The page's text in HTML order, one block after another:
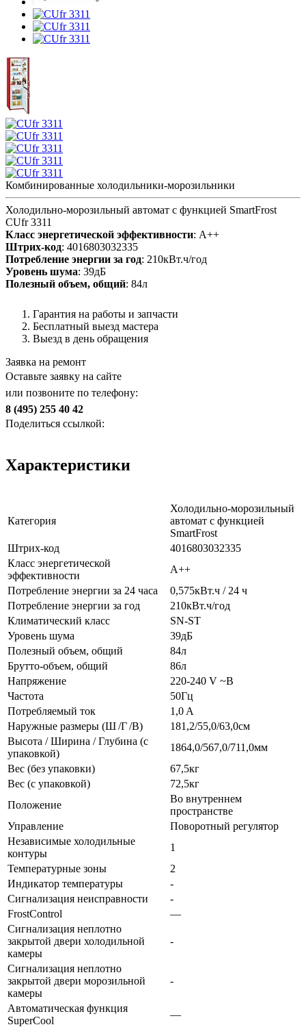
Комбинированные холодильники-морозильники
Холодильно-морозильный автомат с функцией SmartFrost
CUfr 3311
Класс энергетической эффективности: A++
Штрих-код: 4016803032335
Потребление энергии за год: 210кВт.ч/год
Уровень шума: 39дБ
Полезный объем, общий: 84л
Гарантия на работы и запчасти
Бесплатный выезд мастера
Выезд в день обращения
Заявка на ремонт
Оставьте заявку на сайте
или позвоните по телефону:
8 (495) 255 40 42
Поделиться ссылкой:
Характеристики
Категория
Холодильно-морозильный
автомат с функцией
SmartFrost
Штрих-код
4016803032335
Класс энергетической
эффективности
A++
Потребление энергии за 24 часа
0,575кВт.ч / 24 ч
Потребление энергии за год
210кВт.ч/год
Климатический класс
SN-ST
Уровень шума
39дБ
Полезный объем, общий
84л
Брутто-объем, общий
86л
Напряжение
220-240 V ~В
Частота
50Гц
Потребляемый ток
1,0 A
Наружные размеры (Ш /Г /В)
181,2/55,0/63,0см
Высота / Ширина / Глубина (с
упаковкой)
1864,0/567,0/711,0мм
Вес (без упаковки)
67,5кг
Вес (с упаковкой)
72,5кг
Положение
Во внутреннем
пространстве
Управление
Поворотный регулятор
Независимые холодильные
контуры
1
Температурные зоны
2
Индикатор температуры
-
Сигнализация неисправности
-
FrostControl
—
Сигнализация неплотно
закрытой двери холодильной
камеры
-
Сигнализация неплотно
закрытой двери морозильной
камеры
-
Автоматическая функция
SuperСool
—